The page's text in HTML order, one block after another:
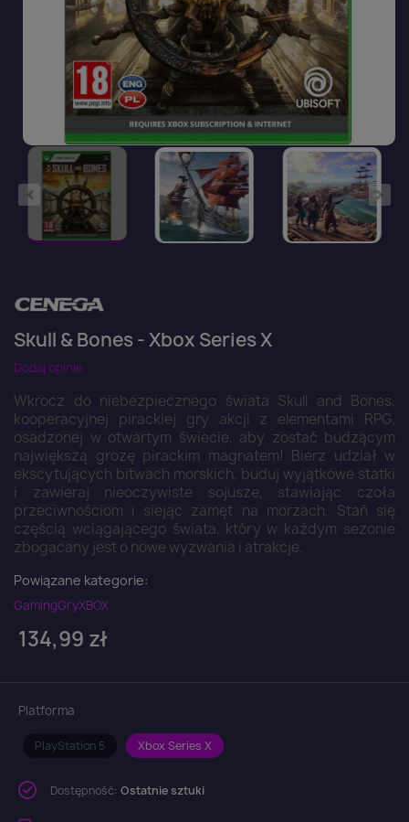
Skull & Bones - Xbox Series X
Dodaj opinie
Wkrocz do niebezpiecznego świata Skull and Bones,
kooperacyjnej pirackiej gry akcji z elementami RPG,
osadzonej w otwartym świecie, aby zostać budzącym
największą grozę pirackim magnatem! Bierz udział w
ekscytujących bitwach morskich, buduj wyjątkowe statki
i zawieraj nieoczywiste sojusze, stawiając czoła
przeciwnościom i siejąc zamęt na morzach. Stań się
częścią wciągającego świata, który w każdym sezonie
zbogacany jest o nowe wyzwania i atrakcje.
Powiązane kategorie:
GamingGryXBOX
134,99 zł
Platforma
PlayStation 5 Xbox Series X
Dostępność: Ostatnie sztuki